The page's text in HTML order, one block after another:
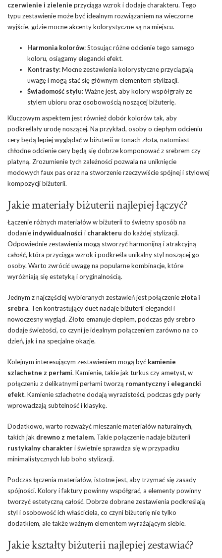
czerwienie i zielenie przyciąga wzrok i dodaje charakteru. Tego
typu zestawienie może być idealnym rozwiązaniem na wieczorne
wyjście, gdzie mocne akcenty kolorystyczne są na miejscu.
Harmonia kolorów: Stosując różne odcienie tego samego
koloru, osiągamy elegancki efekt.
Kontrasty: Mocne zestawienia kolorystyczne przyciągają
uwagę i mogą stać się głównym elementem stylizacji.
Świadomość stylu: Ważne jest, aby kolory współgrały ze
stylem ubioru oraz osobowością noszącej biżuterię.
Kluczowym aspektem jest również dobór kolorów tak, aby
podkreślały urodę noszącej. Na przykład, osoby o ciepłym odcieniu
cery będą lepiej wyglądać w biżuterii w tonach złota, natomiast
chłodne odcienie cery będą się dobrze komponować z srebrem czy
platyną. Zrozumienie tych zależności pozwala na uniknięcie
modowych faux pas oraz na stworzenie rzeczywiście spójnej i stylowej
kompozycji biżuterii.
Jakie materiały biżuterii najlepiej łączyć?
Łączenie różnych materiałów w biżuterii to świetny sposób na
dodanieindywidualności i charakteru do każdej stylizacji.
Odpowiednie zestawienia mogą stworzyć harmonijną i atrakcyjną
całość, która przyciąga wzrok i podkreśla unikalny styl noszącej go
osoby. Warto zwrócić uwagę na popularne kombinacje, które
wyróżniają się estetyką i oryginalnością.
Jednym z najczęściej wybieranych zestawień jest połączenie złota i
srebra. Ten kontrastujący duet nadaje biżuterii elegancki i
nowoczesny wygląd. Złoto emanuje ciepłem, podczas gdy srebro
dodaje świeżości, co czyni je idealnym połączeniem zarówno na co
dzień, jak i na specjalne okazje.
Kolejnym interesującym zestawieniem mogą być kamienie
szlachetne z perłami. Kamienie, takie jak turkus czy ametyst, w
połączeniu z delikatnymi perłami tworzą romantyczny i elegancki
efekt. Kamienie szlachetne dodają wyrazistości, podczas gdy perły
wprowadzają subtelność i klasykę.
Dodatkowo, warto rozważyć mieszanie materiałów naturalnych,
takich jak drewno z metalem. Takie połączenie nadaje biżuterii
rustykalny charakteri świetnie sprawdza się w przypadku
minimalistycznych lub boho stylizacji.
Podczas łączenia materiałów, istotne jest, aby trzymać się zasady
spójności. Kolory i faktury powinny współgrać, a elementy powinny
tworzyć estetyczną całość. Dobrze dobrane zestawienia podkreślają
styl i osobowość ich właściciela, co czyni biżuterię nie tylko
dodatkiem, ale także ważnym elementem wyrażającym siebie.
Jakie kształty biżuterii najlepiej zestawiać?